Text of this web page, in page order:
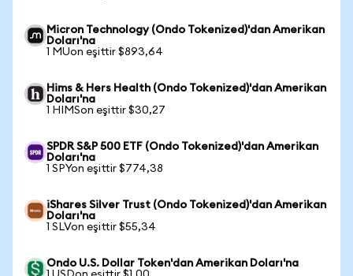
Micron Technology (Ondo Tokenized)'dan Amerikan
Doları'na
1 MUon eşittir $893,64
Hims & Hers Health (Ondo Tokenized)'dan Amerikan
Doları'na
1 HIMSon eşittir $30,27
SPDR S&P 500 ETF (Ondo Tokenized)'dan Amerikan
Doları'na
1 SPYon eşittir $774,38
iShares Silver Trust (Ondo Tokenized)'dan Amerikan
Doları'na
1 SLVon eşittir $55,34
Ondo U.S. Dollar Token'dan Amerikan Doları'na